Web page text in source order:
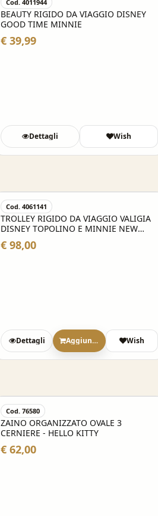
Cod. 4011944
BEAUTY RIGIDO DA VIAGGIO DISNEY
GOOD TIME MINNIE
€ 39,99
Dettagli Wish
Cod. 4061141
TROLLEY RIGIDO DA VIAGGIO VALIGIA
DISNEY TOPOLINO E MINNIE NEW
YORK - CM 55X38X20 BAGAGLIO A
MANO
€ 98,00
Dettagli Aggiungi Wish
Cod. 76580
ZAINO ORGANIZZATO OVALE 3
CERNIERE - HELLO KITTY
€ 62,00